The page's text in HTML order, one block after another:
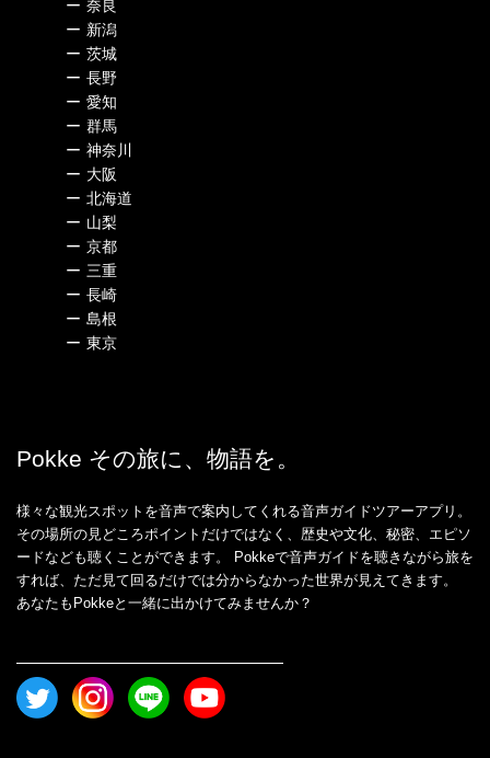
ー 奈良
ー 新潟
ー 茨城
ー 長野
ー 愛知
ー 群馬
ー 神奈川
ー 大阪
ー 北海道
ー 山梨
ー 京都
ー 三重
ー 長崎
ー 島根
ー 東京
Pokke その旅に、物語を。
様々な観光スポットを音声で案内してくれる音声ガイドツアーアプリ。
その場所の見どころポイントだけではなく、歴史や文化、秘密、エピソ
ードなども聴くことができます。 Pokkeで音声ガイドを聴きながら旅を
すれば、ただ見て回るだけでは分からなかった世界が見えてきます。
あなたもPokkeと一緒に出かけてみませんか？